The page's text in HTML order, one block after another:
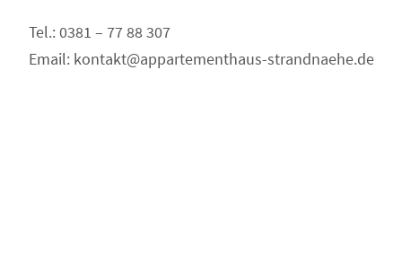
Tel.: 0381 – 77 88 307
Email: kontakt@appartementhaus-strandnaehe.de